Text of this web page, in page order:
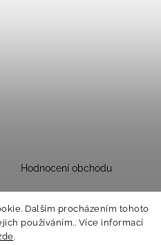
Dalším procházením tohoto
používáním.. Více informací
.
Hodnocení obchodu